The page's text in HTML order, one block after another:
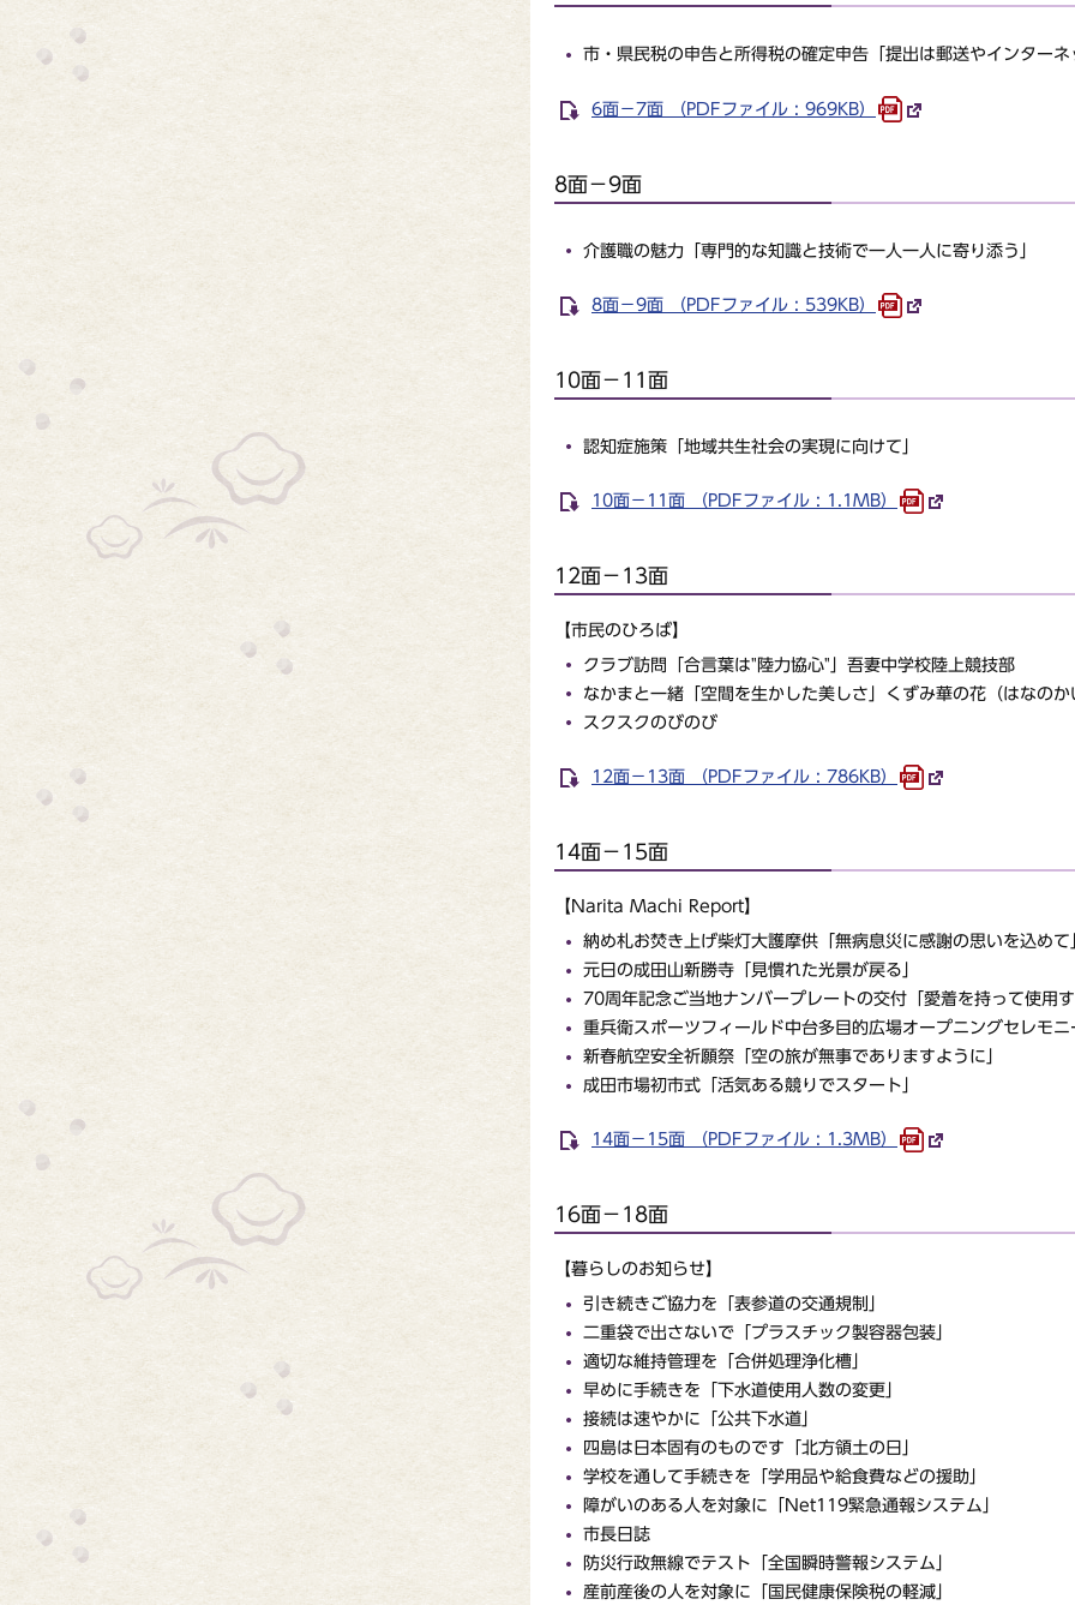
市・県民税の申告と所得税の確定申告「提出は郵送やインターネ
6面－7面 （PDFファイル : 969KB）
8面－9面
介護職の魅力「専門的な知識と技術で一人一人に寄り添う」
8面－9面 （PDFファイル : 539KB）
10面－11面
認知症施策「地域共生社会の実現に向けて」
10面－11面 （PDFファイル : 1.1MB）
12面－13面
【市民のひろば】
クラブ訪問「合言葉は"陸力協心"」吾妻中学校陸上競技部
なかまと一緒「空間を生かした美しさ」くずみ華の花（はなのか
スクスクのびのび
12面－13面 （PDFファイル : 786KB）
14面－15面
【Narita Machi Report】
納め札お焚き上げ柴灯大護摩供「無病息災に感謝の思いを込めて
元日の成田山新勝寺「見慣れた光景が戻る」
70周年記念ご当地ナンバープレートの交付「愛着を持って使用
重兵衛スポーツフィールド中台多目的広場オープニングセレモ
新春航空安全祈願祭「空の旅が無事でありますように」
成田市場初市式「活気ある競りでスタート」
14面－15面 （PDFファイル : 1.3MB）
16面－18面
【暮らしのお知らせ】
引き続きご協力を「表参道の交通規制」
二重袋で出さないで「プラスチック製容器包装」
適切な維持管理を「合併処理浄化槽」
早めに手続きを「下水道使用人数の変更」
接続は速やかに「公共下水道」
四島は日本固有のものです「北方領土の日」
学校を通して手続きを「学用品や給食費などの援助」
障がいのある人を対象に「Net119緊急通報システム」
市長日誌
防災行政無線でテスト「全国瞬時警報システム」
産前産後の人を対象に「国民健康保険税の軽減」